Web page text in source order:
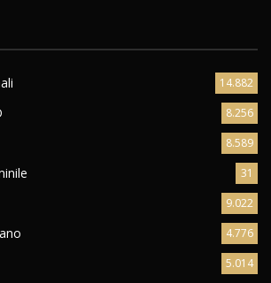
14.882
8.256
8.589
31
9.022
4.776
5.014